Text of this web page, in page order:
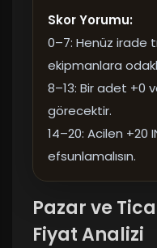
Skor Yorumu:
0–7: Henüz irade
ekipmanlara
8–13: Bir adet +0
görecektir.
14–20: Acilen +20
efsunlamalısın.
Pazar ve
Fiyat Analizi